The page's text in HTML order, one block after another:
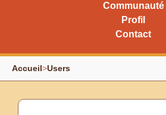
Communauté
Profil
Contact
Accueil>Users